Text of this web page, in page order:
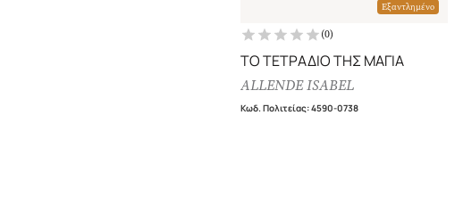
Εξαντλημένο
(0)
ΤΟ ΤΕΤΡΑΔΙΟ ΤΗΣ ΜΑΓΙΑ
ALLENDE ISABEL
Κωδ. Πολιτείας:4590-0738